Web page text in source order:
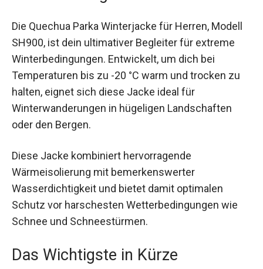
SH900, ist dein ultimativer Begleiter für extreme
Winterbedingungen. Entwickelt, um dich bei
Temperaturen bis zu -20 °C warm und trocken zu
halten, eignet sich diese Jacke ideal für
Winterwanderungen in hügeligen Landschaften
oder den Bergen.
Wärmeisolierung mit bemerkenswerter
Wasserdichtigkeit und bietet damit optimalen
Schutz vor harschesten Wetterbedingungen wie
Schnee und Schneestürmen.
Das Wichtigste in Kürze